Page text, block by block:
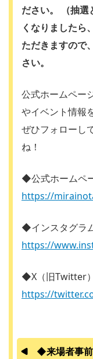
ださい。 （抽
くなりましたら
ただきますので
さい。
公式ホームペー
やイベント情報
ぜひフォローし
ね！
◆公式ホームペ
https://
◆インスタグラ
https://
◆X（旧Twitter）
https://
◆来場者事